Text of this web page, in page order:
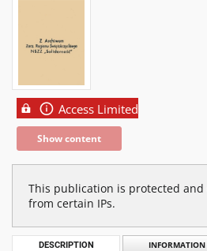
Access Limited
Show content
This publication is protected and
from certain IPs.
DESCRIPTION INFORMATION